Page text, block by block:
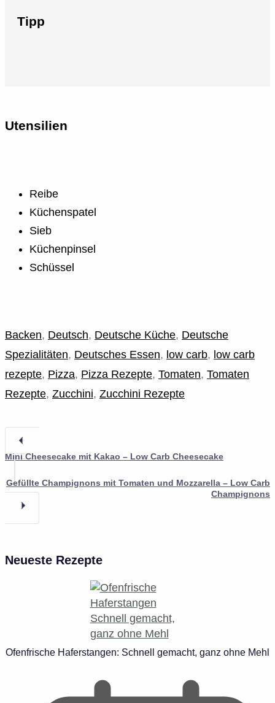
Tipp
Utensilien
Reibe
Küchenspatel
Sieb
Küchenpinsel
Schüssel
Backen, Deutsch, Deutsche Küche, Deutsche
Spezialitäten, Deutsches Essen, low carb, low carb
rezepte, Pizza, Pizza Rezepte, Tomaten, Tomaten
Rezepte, Zucchini, Zucchini Rezepte
Mini Cheesecake mit Kakao – Low Carb Cheesecake
Gefüllte Champignons mit Tomaten und Mozzarella – Low Carb
Champignons
Neueste Rezepte
Ofenfrische Haferstangen: Schnell gemacht, ganz ohne Mehl